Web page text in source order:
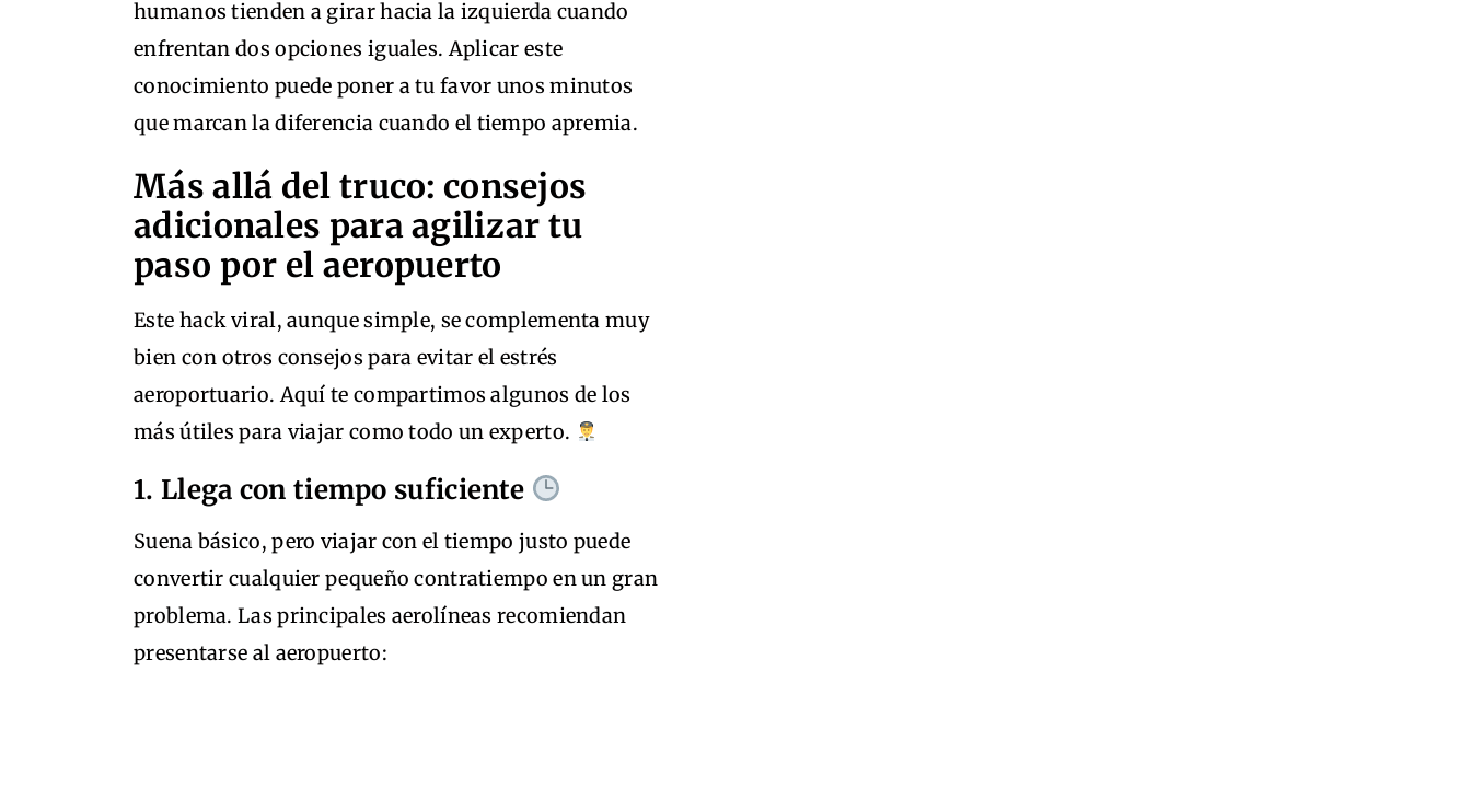
humanos tienden a girar hacia la izquierda cuando
enfrentan dos opciones iguales. Aplicar este
conocimiento puede poner a tu favor unos minutos
que marcan la diferencia cuando el tiempo apremia.
Más allá del truco: consejos
adicionales para agilizar tu
paso por el aeropuerto
Este hack viral, aunque simple, se complementa muy
bien con otros consejos para evitar el estrés
aeroportuario. Aquí te compartimos algunos de los
más útiles para viajar como todo un experto.
1. Llega con tiempo suficiente
Suena básico, pero viajar con el tiempo justo puede
convertir cualquier pequeño contratiempo en un gran
problema. Las principales aerolíneas recomiendan
presentarse al aeropuerto: